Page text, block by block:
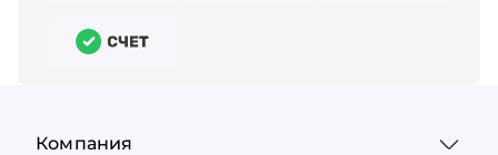
Компания